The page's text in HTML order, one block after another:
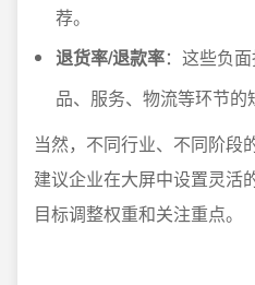
荐。
退货率/退款率：这些负
品、服务、物流等环节的
当然，不同行业、不同阶段
建议企业在大屏中设置灵活
目标调整权重和关注重点。